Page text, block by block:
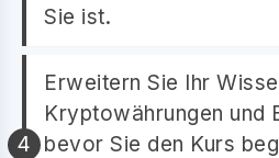
Sie ist.
Erweitern Sie Ihr
Kryptowährungen und
bevor Sie den Kurs